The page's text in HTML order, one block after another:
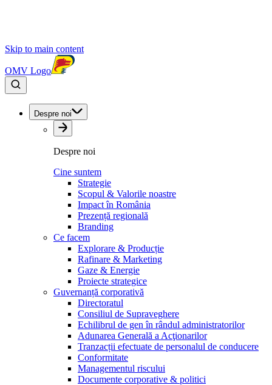
Skip to main content
OMV Logo
Despre noi
Despre noi
Cine suntem
Strategie
Scopul & Valorile noastre
Impact în România
Prezență regională
Branding
Ce facem
Explorare & Producție
Rafinare & Marketing
Gaze & Energie
Proiecte strategice
Guvernanță corporativă
Directoratul
Consiliul de Supraveghere
Echilibrul de gen în rândul administratorilor
Adunarea Generală a Acţionarilor
Tranzacții efectuate de personalul de conducere
Conformitate
Managementul riscului
Documente corporative & politici